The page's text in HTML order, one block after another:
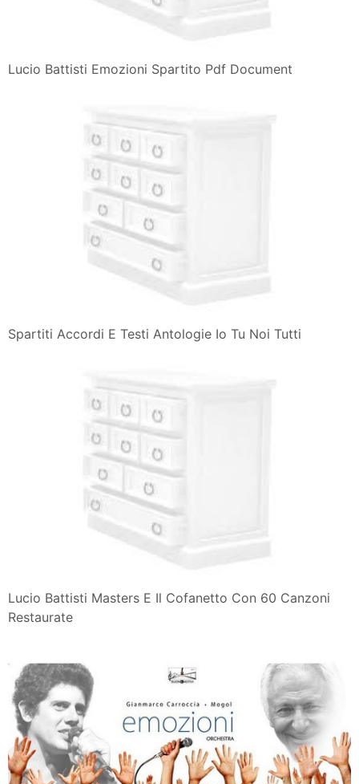
Lucio Battisti Emozioni Spartito Pdf Document
Spartiti Accordi E Testi Antologie Io Tu Noi Tutti
Lucio Battisti Masters E Il Cofanetto Con 60 Canzoni
Restaurate